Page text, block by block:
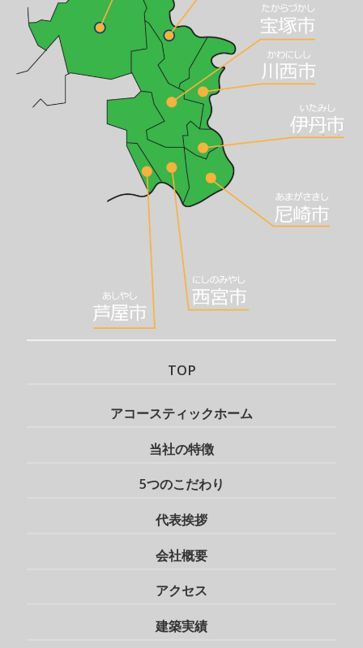
TOP
アコースティックホーム
当社の特徴
5つのこだわり
代表挨拶
会社概要
アクセス
建築実績